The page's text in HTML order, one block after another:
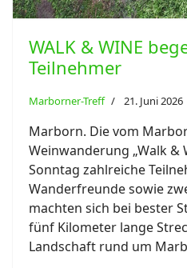
WALK & WINE
Teilnehmer
Marborner-Treff 21. Juni 2026
Marborn. Die vom
Weinwanderung „Walk &
Sonntag zahlreiche
Wanderfreunde sowie
machten sich bei bester
fünf Kilometer lange
Landschaft rund um